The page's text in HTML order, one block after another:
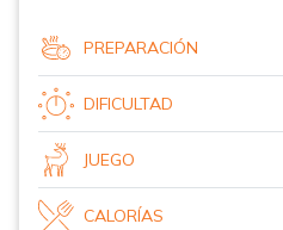
PREPARACIÓN
DIFICULTAD
JUEGO
CALORÍAS